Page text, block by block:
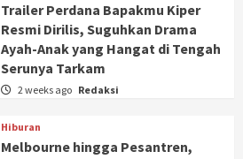
Trailer Perdana Bapakmu Kiper
Resmi Dirilis, Suguhkan Drama
Ayah-Anak yang Hangat di Tengah
Serunya Tarkam
2 weeks ago Redaksi
Hiburan
Melbourne hingga Pesantren,